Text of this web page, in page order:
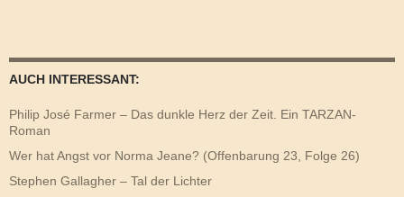
AUCH INTERESSANT:
Philip José Farmer – Das dunkle Herz der Zeit. Ein TARZAN-
Roman
Wer hat Angst vor Norma Jeane? (Offenbarung 23, Folge 26)
Stephen Gallagher – Tal der Lichter